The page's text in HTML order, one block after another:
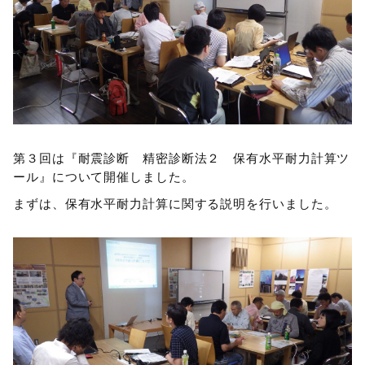
第３回は『耐震診断 精密診断法２ 保有水平耐力計算ツ
ール』について開催しました。
まずは、保有水平耐力計算に関する説明を行いました。